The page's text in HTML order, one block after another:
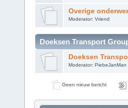
Overige
Moderator: Vriend
Doeksen Transport
Doeksen
Moderator: PiebeJanMan
Geen nieuw bericht